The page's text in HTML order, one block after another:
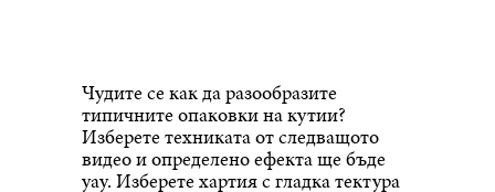
Чудите се как да разообразите
типичните опаковки на кутии?
Изберете техниката от следващото
видео и определено ефекта ще бъде
уау. Изберете хартия с гладка тектура